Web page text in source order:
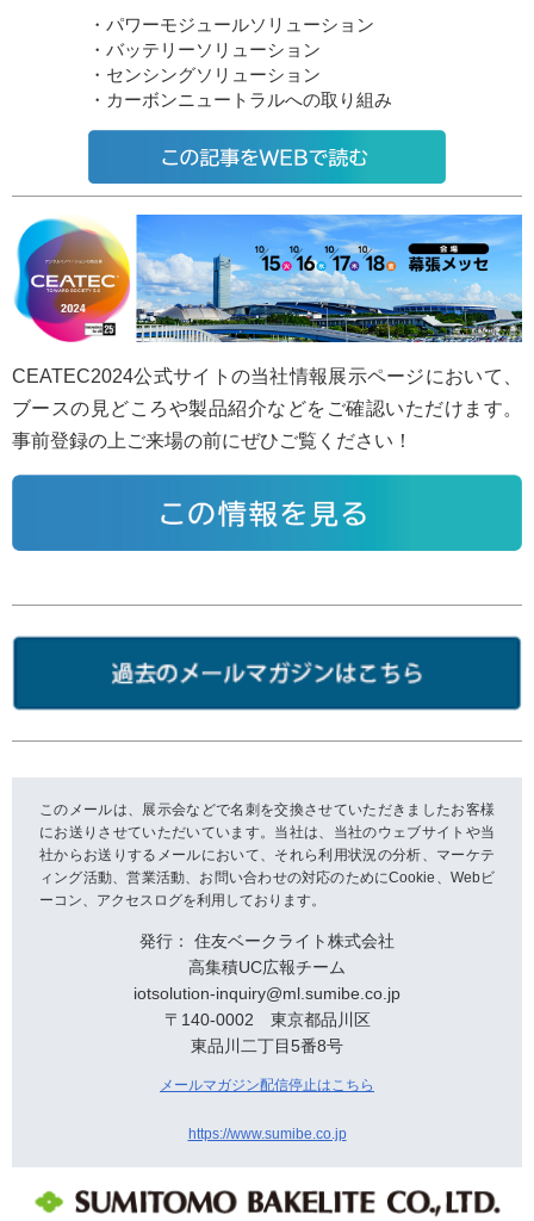
・パワーモジュールソリューション
・バッテリーソリューション
・センシングソリューション
・カーボンニュートラルへの取り組み
CEATEC2024公式サイトの当社情報展示ページにおいて、
ブースの見どころや製品紹介などをご確認いただけます。
事前登録の上ご来場の前にぜひご覧ください！
このメールは、展示会などで名刺を交換させていただきましたお客様
にお送りさせていただいています。当社は、当社のウェブサイトや当
社からお送りするメールにおいて、それら利用状況の分析、マーケテ
ィング活動、営業活動、お問い合わせの対応のためにCookie、Webビ
ーコン、アクセスログを利用しております。
発行： 住友ベークライト株式会社
高集積UC広報チーム
iotsolution-inquiry@ml.sumibe.co.jp
〒140-0002 東京都品川区
東品川二丁目5番8号
メールマガジン配信停止はこちら
https://www.sumibe.co.jp